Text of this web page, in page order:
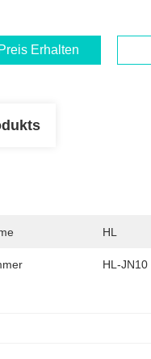
Erhalten
HL
HL-JN10